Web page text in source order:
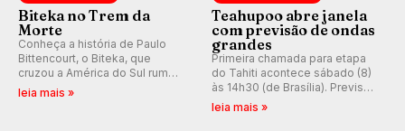
Biteka no Trem da
Morte
Conheça a história de Paulo
Bittencourt, o Biteka, que
cruzou a América do Sul rumo
ao Pacífico em uma jornada
leia mais »
Teahupoo abre janela
com previsão de ondas
grandes
Primeira chamada para etapa
do Tahiti acontece sábado (8)
às 14h30 (de Brasília). Previsão
indica swell consistente.
leia mais »